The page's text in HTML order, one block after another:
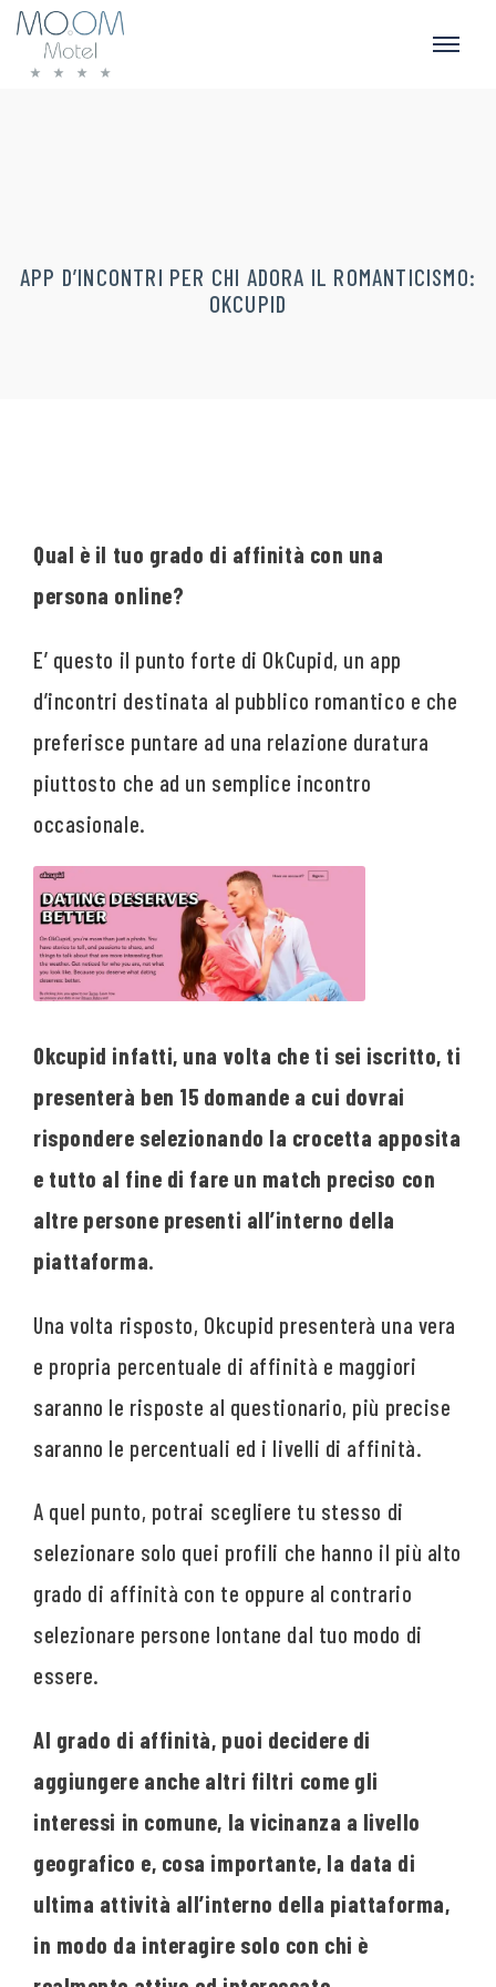
APP D’INCONTRI PER CHI ADORA IL ROMANTICISMO:
OKCUPID
Qual è il tuo grado di affinità con una
persona online?
E’ questo il punto forte di OkCupid, un app
d’incontri destinata al pubblico romantico e che
preferisce puntare ad una relazione duratura
piuttosto che ad un semplice incontro
occasionale.
Okcupid infatti, una volta che ti sei iscritto, ti
presenterà ben 15 domande a cui dovrai
rispondere selezionando la crocetta apposita
e tutto al fine di fare un match preciso con
altre persone presenti all’interno della
piattaforma.
Una volta risposto, Okcupid presenterà una vera
e propria percentuale di affinità e maggiori
saranno le risposte al questionario, più precise
saranno le percentuali ed i livelli di affinità.
A quel punto, potrai scegliere tu stesso di
selezionare solo quei profili che hanno il più alto
grado di affinità con te oppure al contrario
selezionare persone lontane dal tuo modo di
essere.
Al grado di affinità, puoi decidere di
aggiungere anche altri filtri come gli
interessi in comune, la vicinanza a livello
geografico e, cosa importante, la data di
ultima attività all’interno della piattaforma,
in modo da interagire solo con chi è